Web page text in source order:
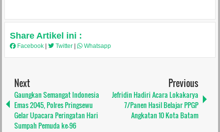
Share Artikel ini :
Facebook Twitter Whatsapp
Next
Gaungkan Semangat Indonesia
Emas 2045, Polres Pringsewu
Gelar Upacara Peringatan Hari
Sumpah Pemuda ke-96
Previous
Jefridin Hadiri Acara Lokakarya
7/Panen Hasil Belajar PPGP
Angkatan 10 Kota Batam